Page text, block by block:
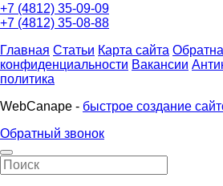
+7 (4812) 35-09-09
+7 (4812) 35-08-88
Главная Статьи Карта сайта
конфиденциальности Вакансии
политика
WebCanape - быстрое создание
Обратный звонок